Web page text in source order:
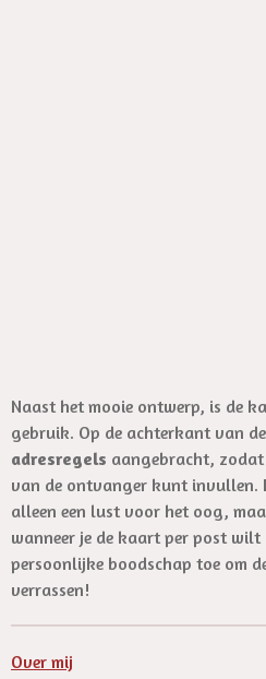
Naast het mooie ontwerp, is de
gebruik. Op de achterkant van
adresregels aangebracht,
van de ontvanger kunt invullen.
alleen een lust voor het oog,
wanneer je de kaart per post wilt
persoonlijke boodschap toe om
verrassen!
Over mij